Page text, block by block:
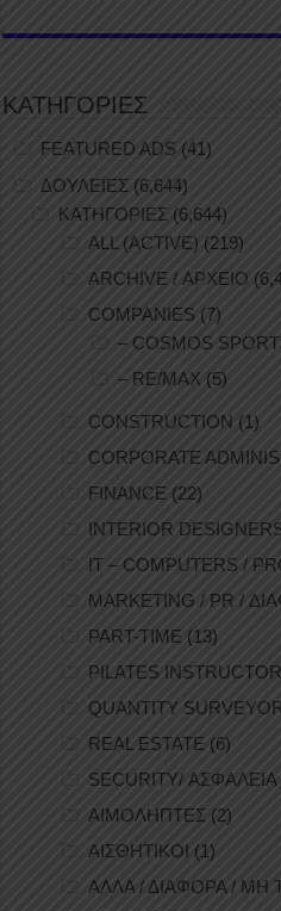
ΚΑΤΗΓΟΡΙΕΣ
FEATURED ADS (41)
ΔΟΥΛΕΙΕΣ (6,644)
ΚΑΤΗΓΟΡΙΕΣ (6,644)
ALL (ACTIVE) (219)
ARCHIVE / ΑΡΧΕΙΟ
COMPANIES (7)
– COSMOS
– RE/MAX (5)
CONSTRUCTION (1)
CORPORATE
FINANCE (22)
INTERIOR
IT – COMPUTERS /
MARKETING / PR /
PART-TIME (13)
PILATES
QUANTITY
REAL ESTATE (6)
SECURITY/ ΑΣΦΑΛΕΙΑ
ΑΙΜΟΛΗΠΤΕΣ (2)
ΑΙΣΘΗΤΙΚΟΙ (1)
ΑΛΛΑ / ΔΙΑΦΟΡΑ /